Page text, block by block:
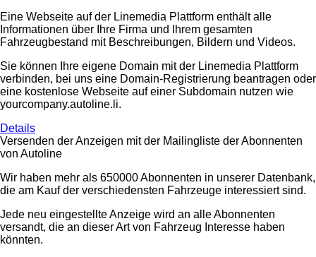
Eine Webseite auf der Linemedia Plattform enthält alle
Informationen über Ihre Firma und Ihrem gesamten
Fahrzeugbestand mit Beschreibungen, Bildern und Videos.
Sie können Ihre eigene Domain mit der Linemedia Plattform
verbinden, bei uns eine Domain-Registrierung beantragen oder
eine kostenlose Webseite auf einer Subdomain nutzen wie
yourcompany.autoline.li.
Details
Versenden der Anzeigen mit der Mailingliste der Abonnenten
von Autoline
Wir haben mehr als 650000 Abonnenten in unserer Datenbank,
die am Kauf der verschiedensten Fahrzeuge interessiert sind.
Jede neu eingestellte Anzeige wird an alle Abonnenten
versandt, die an dieser Art von Fahrzeug Interesse haben
könnten.